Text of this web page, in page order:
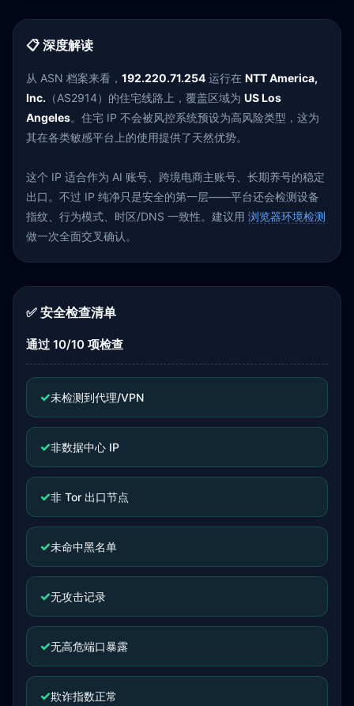
📋 深度解读
从 ASN 档案来看， 192.220.71.254 运行在 NTT America,
Inc. （AS2914）的住宅线路上，覆盖区域为 US Los
Angeles。住宅 IP 不会被风控系统预设为高风险类型，这为
其在各类敏感平台上的使用提供了天然优势。
这个 IP 适合作为 AI 账号、跨境电商主账号、长期养号的稳定
出口。不过 IP 纯净只是安全的第一层——平台还会检测设备
指纹、行为模式、时区/DNS 一致性。建议用 浏览器环境检测
做一次全面交叉确认。
✅ 安全检查清单
通过 10/10 项检查
✓未检测到代理/VPN
✓非数据中心 IP
✓非 Tor 出口节点
✓未命中黑名单
✓无攻击记录
✓无高危端口暴露
✓欺诈指数正常